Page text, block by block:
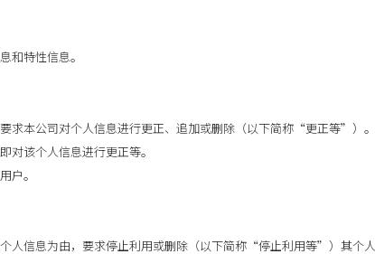
和特性信息。
求本公司对个人信息进行更正、追加或删除（以下简称“更正等”）。
对该个人信息进行更正等。
户。
人信息为由，要求停止利用或删除（以下简称“停止利用等”）其个人